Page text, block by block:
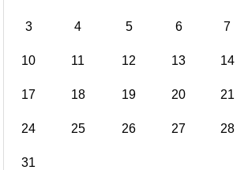
3 4 5 6 7
10 11 12 13 14
17 18 19 20 21
24 25 26 27 28
31